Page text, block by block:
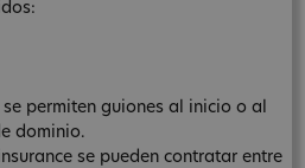
permiten guiones al inicio o al
dominio.
se pueden contratar entre